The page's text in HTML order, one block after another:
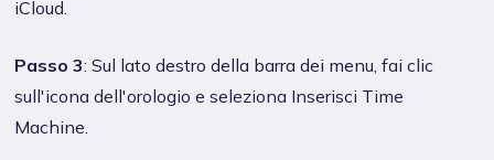
iCloud.
Passo 3: Sul lato destro della barra dei menu, fai clic
sull'icona dell'orologio e seleziona Inserisci Time
Machine.